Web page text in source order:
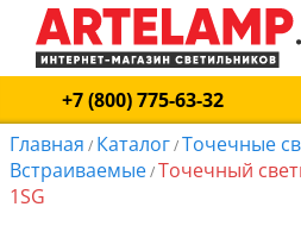
+7 (800) 775-63-32
Главная / Каталог/Точечные
Встраиваемые/Точечный
1SG